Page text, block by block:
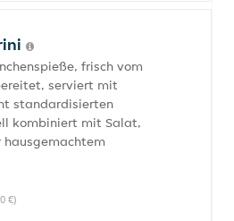
frisch vom
serviert mit
standardisierten
kombiniert mit Salat,
hausgemachtem
€)